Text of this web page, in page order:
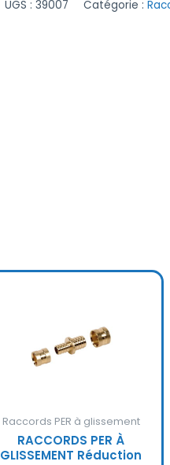
UGS :39007 Catégorie :
Raccords PER à glissement
RACCORDS PER À
GLISSEMENT Réduction